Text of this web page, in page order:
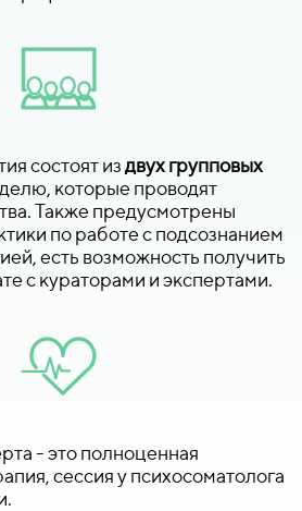
состоят издвух групповых
которые проводят
Также предусмотрены
по работе с подсознанием
есть возможность получить
с кураторами и экспертами.
- это полноценная
сессия у психосоматолога